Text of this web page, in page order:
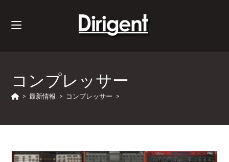
コンプレッサー
> 最新情報 > コンプレッサー >